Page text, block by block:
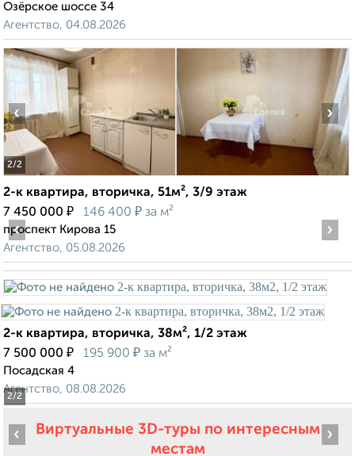
Озёрское шоссе 34
Агентство, 04.08.2026
2/2
‹ ›
2-к квартира, вторичка, 51м², 3/9 этаж
7 450 000 ₽ 146 400 ₽ за м²
проспект Кирова 15
Агентство, 05.08.2026
2/2
‹ ›
2-к квартира, вторичка, 38м², 1/2 этаж
7 500 000 ₽ 195 900 ₽ за м²
Посадская 4
Агентство, 08.08.2026
Виртуальные 3D-туры по интересным
местам
‹ ›